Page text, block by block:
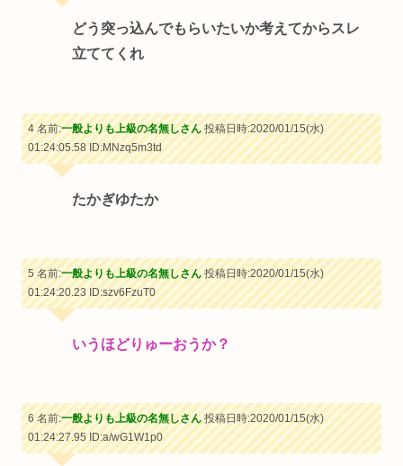
どう突っ込んでもらいたいか考えてからスレ
立ててくれ
4 名前:一般よりも上級の名無しさん投稿日時:2020/01/15(水)
01:24:05.58ID:MNzq5m3td
たかぎゆたか
5 名前:一般よりも上級の名無しさん投稿日時:2020/01/15(水)
01:24:20.23ID:szv6FzuT0
いうほどりゅーおうか？
6 名前:一般よりも上級の名無しさん投稿日時:2020/01/15(水)
01:24:27.95ID:a/wG1W1p0